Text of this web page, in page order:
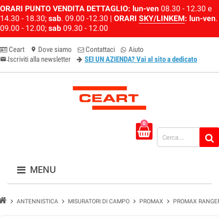
ORARI PUNTO VENDITA DETTAGLIO: lun-ven 08.30 - 12.30 e
14.30 - 18.30; sab. 09.00 -12.30 | ORARI SKY/LINKEM: lun-ven.
09.00 - 12.00; sab 09.30 - 12.00
Ceart location_on Dove siamo Contattaci Aiuto
email-newsletter
Iscriviti alla newsletter SEI UN AZIENDA? Vai al sito a dedicato
0
MENU
chevron_right ANTENNISTICA chevron_right MISURATORI DI CAMPO chevron_right PROMAX chevron_right PROMAX